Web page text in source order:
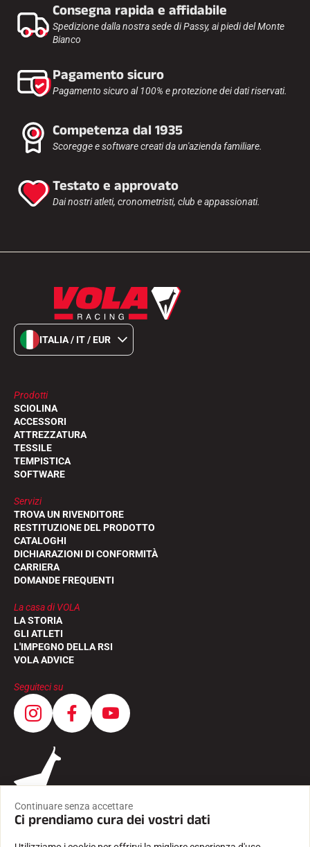
Consegna rapida e affidabile
Spedizione dalla nostra sede di Passy, ai piedi del Monte
Bianco
Pagamento sicuro
Pagamento sicuro al 100% e protezione dei dati riservati.
Competenza dal 1935
Scoregge e software creati da un'azienda familiare.
Testato e approvato
Dai nostri atleti, cronometristi, club e appassionati.
ITALIA / IT / EUR
Prodotti
SCIOLINA
ACCESSORI
ATTREZZATURA
TESSILE
TEMPISTICA
SOFTWARE
Servizi
TROVA UN RIVENDITORE
RESTITUZIONE DEL PRODOTTO
CATALOGHI
DICHIARAZIONI DI CONFORMITÀ
CARRIERA
DOMANDE FREQUENTI
La casa di VOLA
LA STORIA
GLI ATLETI
L'IMPEGNO DELLA RSI
VOLA ADVICE
Seguiteci su
Continuare senza accettare
Ci prendiamo cura dei vostri dati